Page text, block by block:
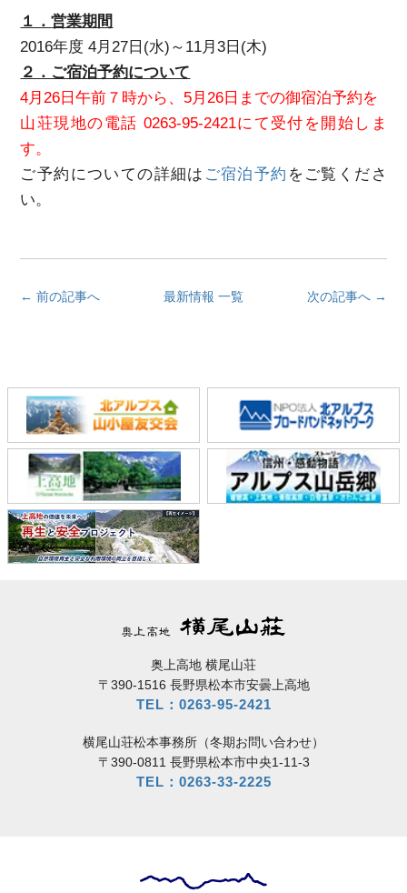
１．営業期間
2016年度 4月27日(水)～11月3日(木)
２．ご宿泊予約について
4月26日午前７時から、5月26日までの御宿泊予約を
山荘現地の電話 0263-95-2421にて受付を開始しま
す。
ご予約についての詳細は ご宿泊予約 をご覧くださ
い。
← 前の記事へ 次の記事へ →
最新情報 一覧
奥上高地 横尾山荘
〒390-1516 長野県松本市安曇上高地
TEL：0263-95-2421
横尾山荘松本事務所（冬期お問い合わせ）
〒390-0811 長野県松本市中央1-11-3
TEL：0263-33-2225